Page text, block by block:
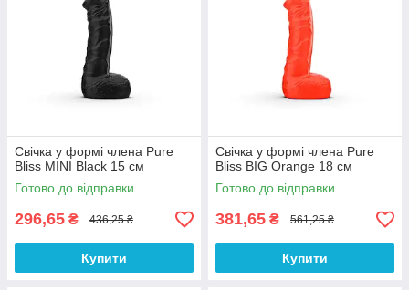
Свічка у формі члена Pure
Bliss MINI Black 15 см
Готово до відправки
296,65 ₴ 436,25 ₴
Купити
Свічка у формі члена Pure
Bliss BIG Orange 18 см
Готово до відправки
381,65 ₴ 561,25 ₴
Купити